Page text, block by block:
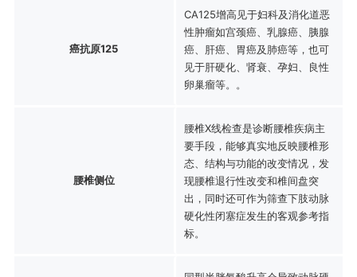
癌抗原125
CA125增高见于妇科及消化道恶
性肿瘤如宫颈癌、乳腺癌、胰腺
癌、肝癌、胃癌及肺癌等，也可
见于肝硬化、肾衰、孕妇、良性
卵巢瘤等。。
腰椎侧位
腰椎X线检查是诊断腰椎疾病主
要手段，能够真实地反映腰椎形
态、结构与功能的改变情况，发
现腰椎退行性改变和椎间盘突
出，同时还可作为筛查下肢动脉
硬化性闭塞症发生的客观参考指
标。